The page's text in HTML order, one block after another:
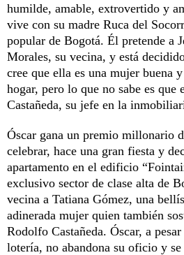
humilde, amable, extrovertido y
vive con su madre Ruca del
popular de Bogotá. Él pretende a
Morales, su vecina, y está
cree que ella es una mujer buena
hogar, pero lo que no sabe es que
Castañeda, su jefe en la
Óscar gana un premio millonario
celebrar, hace una gran fiesta y
apartamento en el edificio
exclusivo sector de clase alta de
vecina a Tatiana Gómez, una
adinerada mujer quien también
Rodolfo Castañeda. Óscar, a
lotería, no abandona su oficio y